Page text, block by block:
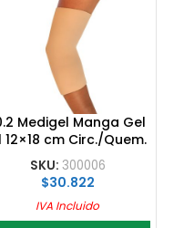
Medigel Manga Gel
12×18 cm Circ./Quem.
SKU: 300006
$30.822
IVA Incluido